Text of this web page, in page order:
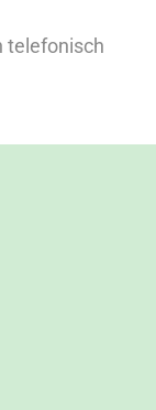
telefonisch